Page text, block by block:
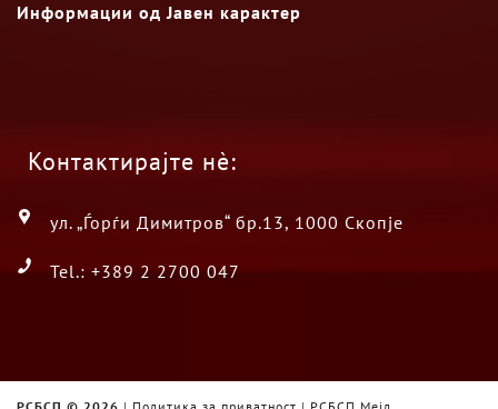
Информации од Јавен карактер
Контактирајте нè:
ул. „Ѓорѓи Димитров“ бр.13, 1000 Скопје
Tel.: +389 2 2700 047